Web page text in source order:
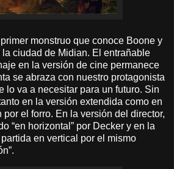
monstruo que conoce Boone y
ciudad de Midian. El entrañable
en la versión de cine permanece
se abraza con nuestro protagonista
lo va a necesitar para un futuro. Sin
en la versión extendida como en
por el forro. En la versión del director,
“en horizontal” por Decker y en la
en vertical por el mismo